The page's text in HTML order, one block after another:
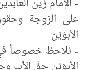
على الزوجة
الأبوَيْن
- نلاحظ خصوصاً
الأبوَيْن حقّ الأب